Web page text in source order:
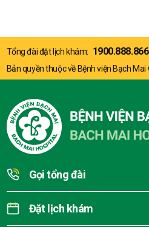
Tổng đài đặt lịch khám: 1900.888.866
Bản quyền thuộc về Bệnh viện Bạch
Gọi tổng đài
Đặt lịch khám